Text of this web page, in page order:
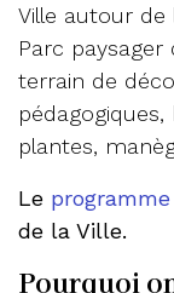
Ville autour de
Parc
terrain de
plantes,
Le
de la Ville.
Pourquoi